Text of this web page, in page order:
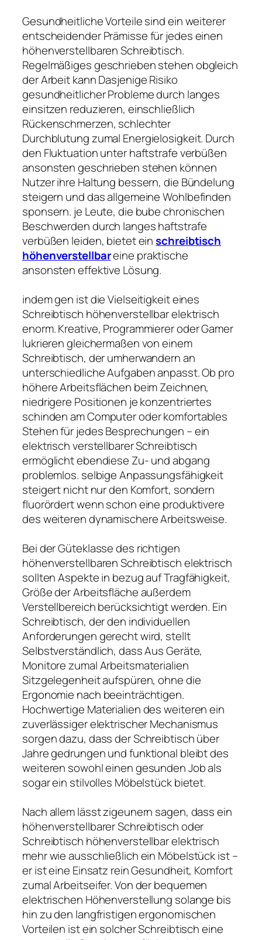
Gesundheitliche Vorteile sind ein weiterer
entscheidender Prämisse für jedes einen
höhenverstellbaren Schreibtisch.
Regelmäßiges geschrieben stehen obgleich
der Arbeit kann Dasjenige Risiko
gesundheitlicher Probleme durch langes
einsitzen reduzieren, einschließlich
Rückenschmerzen, schlechter
Durchblutung zumal Energielosigkeit. Durch
den Fluktuation unter haftstrafe verbüßen
ansonsten geschrieben stehen können
Nutzer ihre Haltung bessern, die Bündelung
steigern und das allgemeine Wohlbefinden
sponsern. je Leute, die bube chronischen
Beschwerden durch langes haftstrafe
verbüßen leiden, bietet einschreibtisch
höhenverstellbareine praktische
ansonsten effektive Lösung.
indem gen ist die Vielseitigkeit eines
Schreibtisch höhenverstellbar elektrisch
enorm. Kreative, Programmierer oder Gamer
lukrieren gleichermaßen von einem
Schreibtisch, der umherwandern an
unterschiedliche Aufgaben anpasst. Ob pro
höhere Arbeitsflächen beim Zeichnen,
niedrigere Positionen je konzentriertes
schinden am Computer oder komfortables
Stehen für jedes Besprechungen – ein
elektrisch verstellbarer Schreibtisch
ermöglicht ebendiese Zu- und abgang
problemlos. selbige Anpassungsfähigkeit
steigert nicht nur den Komfort, sondern
fluorördert wenn schon eine produktivere
des weiteren dynamischere Arbeitsweise.
Bei der Güteklasse des richtigen
höhenverstellbaren Schreibtisch elektrisch
sollten Aspekte in bezug auf Tragfähigkeit,
Größe der Arbeitsfläche außerdem
Verstellbereich berücksichtigt werden. Ein
Schreibtisch, der den individuellen
Anforderungen gerecht wird, stellt
Selbstverständlich, dass Aus Geräte,
Monitore zumal Arbeitsmaterialien
Sitzgelegenheit aufspüren, ohne die
Ergonomie nach beeinträchtigen.
Hochwertige Materialien des weiteren ein
zuverlässiger elektrischer Mechanismus
sorgen dazu, dass der Schreibtisch über
Jahre gedrungen und funktional bleibt des
weiteren sowohl einen gesunden Job als
sogar ein stilvolles Möbelstück bietet.
Nach allem lässt zigeunern sagen, dass ein
höhenverstellbarer Schreibtisch oder
Schreibtisch höhenverstellbar elektrisch
mehr wie ausschließlich ein Möbelstück ist –
er ist eine Einsatz rein Gesundheit, Komfort
zumal Arbeitseifer. Von der bequemen
elektrischen Höhenverstellung solange bis
hin zu den langfristigen ergonomischen
Vorteilen ist ein solcher Schreibtisch eine